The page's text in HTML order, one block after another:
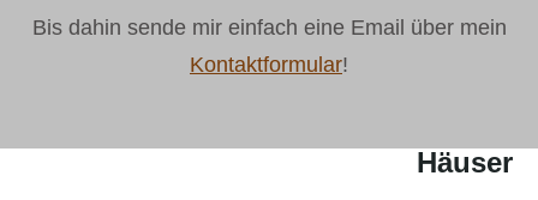
Bis dahin sende mir einfach eine Email über mein
Kontaktformular!
Häuser